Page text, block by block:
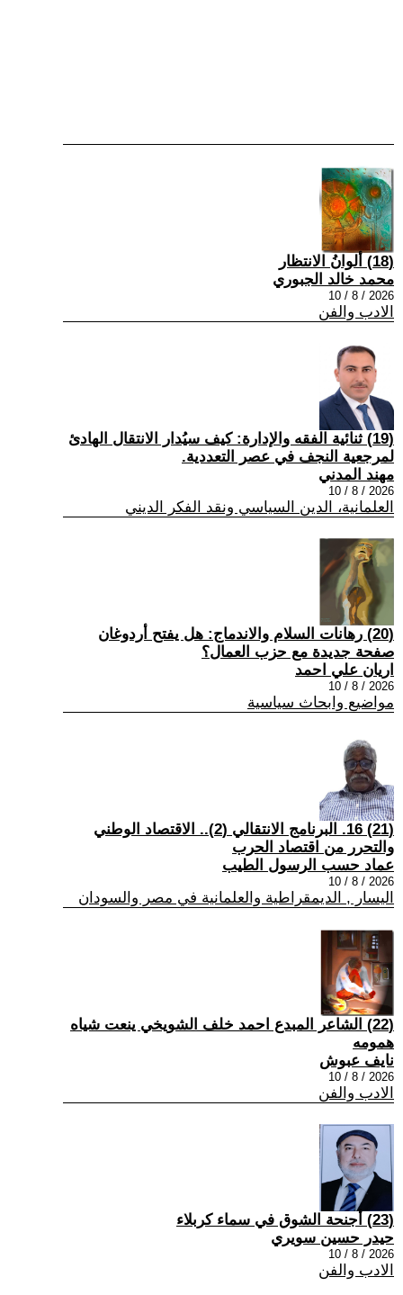
(18) ألوانُ الانتظار
محمد خالد الجبوري
2026 / 8 / 10
الادب والفن
(19) ثنائية الفقه والإدارة: كيف سيُدار الانتقال الهادئ
لمرجعية النجف في عصر التعددية.
مهند المدني
2026 / 8 / 10
العلمانية، الدين السياسي ونقد الفكر الديني
(20) رهانات السلام والاندماج: هل يفتح أردوغان
صفحة جديدة مع حزب العمال؟
اريان علي احمد
2026 / 8 / 10
مواضيع وابحاث سياسية
(21) 16. البرنامج الانتقالي (2).. الاقتصاد الوطني
والتحرر من اقتصاد الحرب
عماد حسب الرسول الطيب
2026 / 8 / 10
اليسار , الديمقراطية والعلمانية في مصر والسودان
(22) الشاعر المبدع احمد خلف الشويخي ينعت شياه
همومه
نايف عبوش
2026 / 8 / 10
الادب والفن
(23) أجنحة الشوق في سماء كربلاء
حيدر حسين سويري
2026 / 8 / 10
الادب والفن